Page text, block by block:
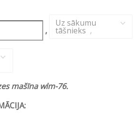
,
Uz sākumu
tāšnieks ,
mašīna wlm-76.